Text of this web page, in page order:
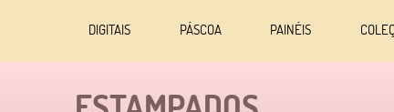
DIGITAIS PÁSCOA PAINÉIS